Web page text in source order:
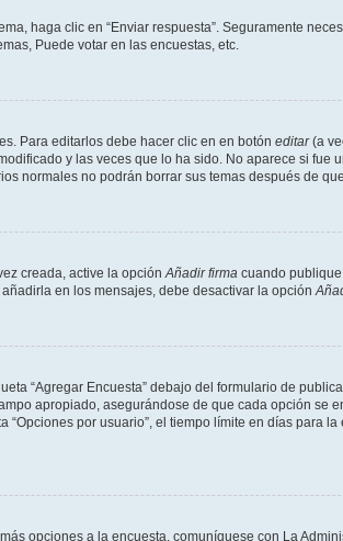
haga clic en “Enviar respuesta”. Seguramente
Puede votar en las encuestas, etc.
Para editarlos debe hacer clic en en botón editar(a
y las veces que lo ha sido. No aparece si fue
normales no podrán borrar sus temas después de
creada, active la opción Añadir firma cuando
en los mensajes, debe desactivar la opción
“Agregar Encuesta” debajo del formulario de
apropiado, asegurándose de que cada opción se
por usuario”, el tiempo límite en días para
opciones a la encuesta, comuníquese con La